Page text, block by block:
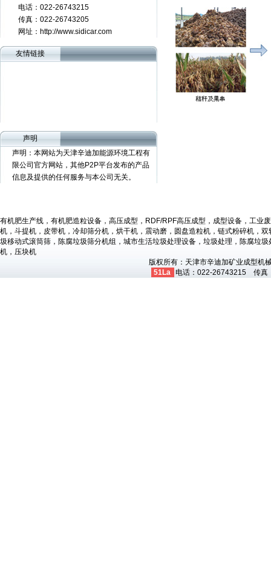
电话：022-26743215
传真：022-26743205
网址：http://www.sidicar.com
友情链接
友情链接2
友情链接3
声明
声明：本网站为天津辛迪加能源环境工程有
限公司官方网站，其他P2P平台发布的产品
信息及提供的任何服务与本公司无关。
有机肥生产线，有机肥造粒设备，高压成型，RDF/RPF高压成型，成型设备，工
机，斗提机，皮带机，冷却筛分机，烘干机，震动磨，圆盘造粒机，链式粉碎机，
圾移动式滚筒筛，陈腐垃圾筛分机组，城市生活垃圾处理设备，垃圾处理，陈腐垃
机，压块机
版权所有：天津市辛迪加矿业成型
51La
电话：022-26743215 传